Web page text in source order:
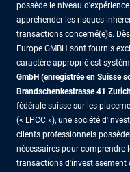
possède le niveau
appréhender les risques
transactions concerné(e)s.
Europe GMBH sont fournis
caractère approprié est
GmbH (enregistrée en Suisse
Brandschenkestrasse 41
fédérale suisse sur les
(« LPCC »), une société
clients professionnels
nécessaires pour comprendre
transactions d'investissement